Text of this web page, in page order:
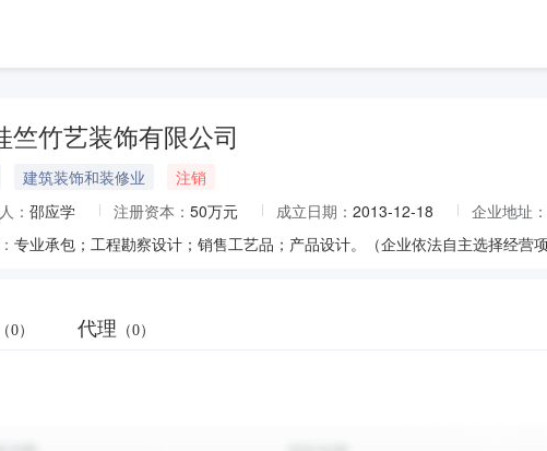
竺竹艺装饰有限公司
建筑装饰和装修业
注销
： 邵应学 注册资本： 50万元 成立日期： 2013-12-18 企业地址：
（0） 代理 （0）